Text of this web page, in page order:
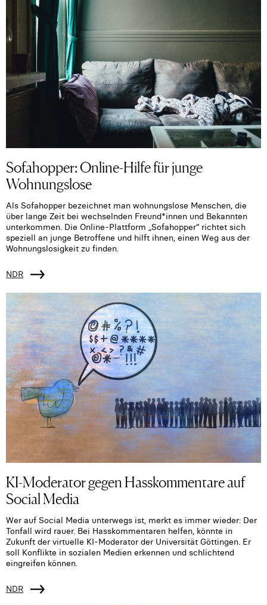
Sofahopper: Online-Hilfe für junge
Wohnungslose
Als Sofahopper bezeichnet man wohnungslose Menschen, die
über lange Zeit bei wechselnden Freund*innen und Bekannten
unterkommen. Die Online-Plattform „Sofahopper“ richtet sich
speziell an junge Betroffene und hilft ihnen, einen Weg aus der
Wohnungslosigkeit zu finden.
NDR
KI-Moderator gegen Hasskommentare auf
Social Media
Wer auf Social Media unterwegs ist, merkt es immer wieder: Der
Tonfall wird rauer. Bei Hasskommentaren helfen, könnte in
Zukunft der virtuelle KI-Moderator der Universität Göttingen. Er
soll Konflikte in sozialen Medien erkennen und schlichtend
eingreifen können.
NDR